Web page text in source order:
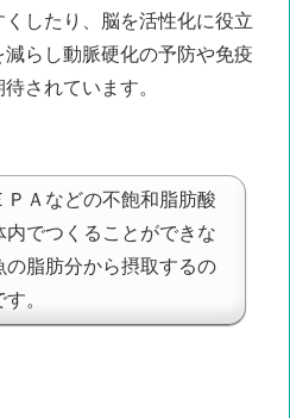
したり、脳を活性化に役立
らし動脈硬化の予防や免疫
されています。
ＰＡなどの不飽和脂肪酸
内でつくることができな
の脂肪分から摂取するの
。